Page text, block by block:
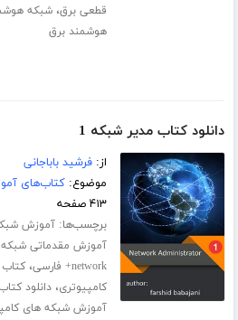
قطعی برق،شبکه
هوشمند برق
دانلود کتاب مدیر شبکه 1
از:فرشید باباجانی
موضوع:کتاب‌های
۴۱۳ صفحه
برچسب‌ها:آموزش
آموزش مقدماتی شبکه
network+ فارسی
،
کامپیوتری،دانلود
آموزش شبکه های